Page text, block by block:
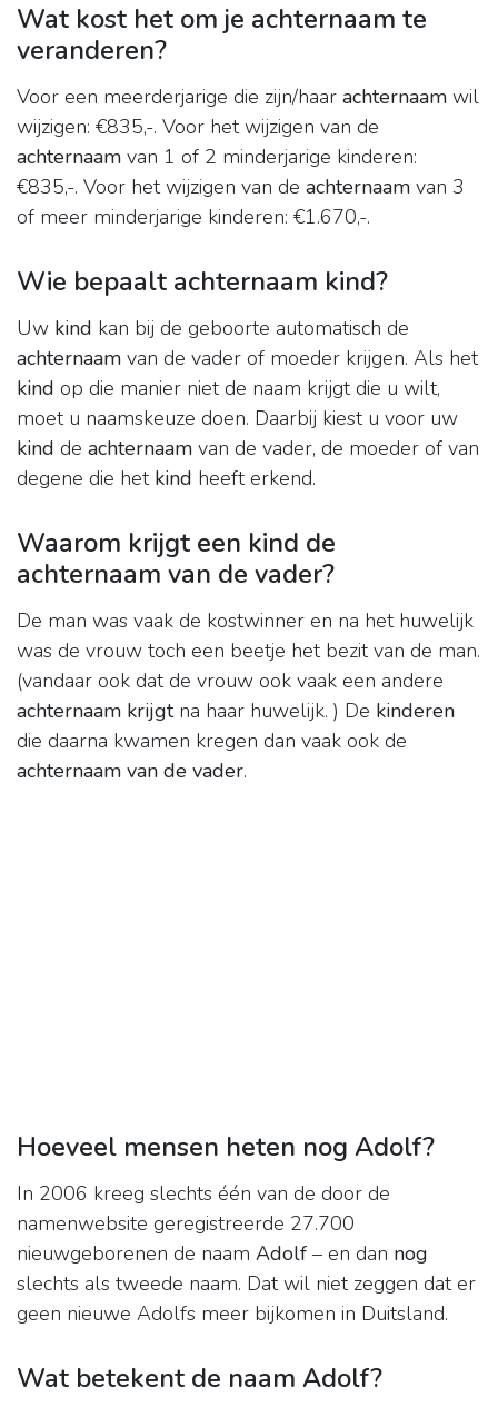
Wat kost het om je achternaam te
veranderen?
Voor een meerderjarige die zijn/haar achternaam wil
wijzigen: €835,-. Voor het wijzigen van de
achternaam van 1 of 2 minderjarige kinderen:
€835,-. Voor het wijzigen van de achternaam van 3
of meer minderjarige kinderen: €1.670,-.
Wie bepaalt achternaam kind?
Uw kind kan bij de geboorte automatisch de
achternaam van de vader of moeder krijgen. Als het
kind op die manier niet de naam krijgt die u wilt,
moet u naamskeuze doen. Daarbij kiest u voor uw
kind de achternaam van de vader, de moeder of van
degene die het kind heeft erkend.
Waarom krijgt een kind de
achternaam van de vader?
De man was vaak de kostwinner en na het huwelijk
was de vrouw toch een beetje het bezit van de man.
(vandaar ook dat de vrouw ook vaak een andere
achternaam krijgtna haar huwelijk. ) De kinderen
die daarna kwamen kregen dan vaak ook de
achternaam van de vader.
Hoeveel mensen heten nog Adolf?
In 2006 kreeg slechts één van de door de
namenwebsite geregistreerde 27.700
nieuwgeborenen de naam Adolf – en dan nog
slechts als tweede naam. Dat wil niet zeggen dat er
geen nieuwe Adolfs meer bijkomen in Duitsland.
Wat betekent de naam Adolf?